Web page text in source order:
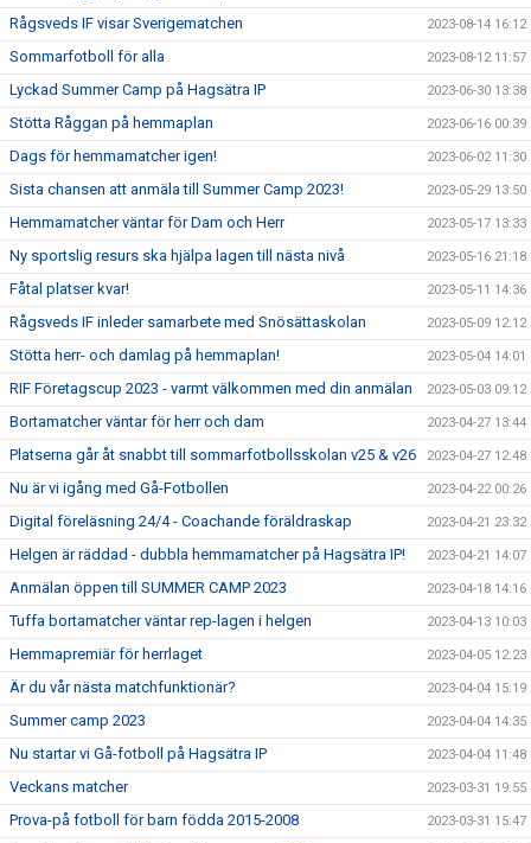
Rågsveds IF visar Sverigematchen 2023-08-14 16:12
Sommarfotboll för alla 2023-08-12 11:57
Lyckad Summer Camp på Hagsätra IP 2023-06-30 13:38
Stötta Råggan på hemmaplan 2023-06-16 00:39
Dags för hemmamatcher igen! 2023-06-02 11:30
Sista chansen att anmäla till Summer Camp 2023! 2023-05-29 13:50
Hemmamatcher väntar för Dam och Herr 2023-05-17 13:33
Ny sportslig resurs ska hjälpa lagen till nästa nivå 2023-05-16 21:18
Fåtal platser kvar! 2023-05-11 14:36
Rågsveds IF inleder samarbete med Snösättaskolan 2023-05-09 12:12
Stötta herr- och damlag på hemmaplan! 2023-05-04 14:01
RIF Företagscup 2023 - varmt välkommen med din anmälan 2023-05-03 09:12
Bortamatcher väntar för herr och dam 2023-04-27 13:44
Platserna går åt snabbt till sommarfotbollsskolan v25 & v26 2023-04-27 12:48
Nu är vi igång med Gå-Fotbollen 2023-04-22 00:26
Digital föreläsning 24/4 - Coachande föräldraskap 2023-04-21 23:32
Helgen är räddad - dubbla hemmamatcher på Hagsätra IP! 2023-04-21 14:07
Anmälan öppen till SUMMER CAMP 2023 2023-04-18 14:16
Tuffa bortamatcher väntar rep-lagen i helgen 2023-04-13 10:03
Hemmapremiär för herrlaget 2023-04-05 12:23
Är du vår nästa matchfunktionär? 2023-04-04 15:19
Summer camp 2023 2023-04-04 14:35
Nu startar vi Gå-fotboll på Hagsätra IP 2023-04-04 11:48
Veckans matcher 2023-03-31 19:55
Prova-på fotboll för barn födda 2015-2008 2023-03-31 15:47